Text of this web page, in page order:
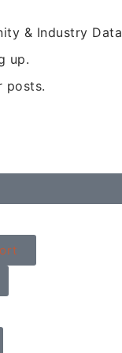
& Industry Data
up.
posts.